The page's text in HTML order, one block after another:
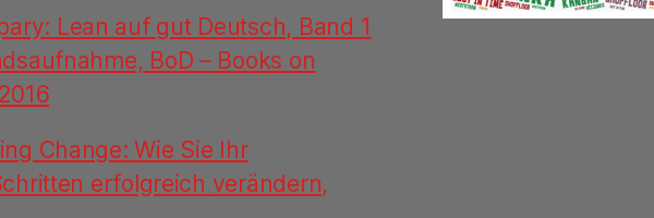
Lean auf gut Deutsch, Band 1
BoD – Books on
Change: Wie Sie Ihr
erfolgreich verändern,